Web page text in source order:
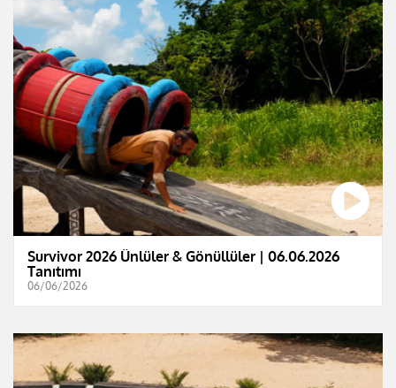
Survivor 2026 Ünlüler & Gönüllüler | 06.06.2026
Tanıtımı
06/06/2026